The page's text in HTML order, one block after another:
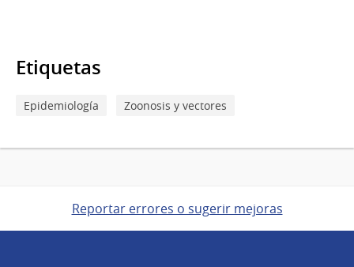
Etiquetas
Epidemiología Zoonosis y vectores
Reportar errores o sugerir mejoras